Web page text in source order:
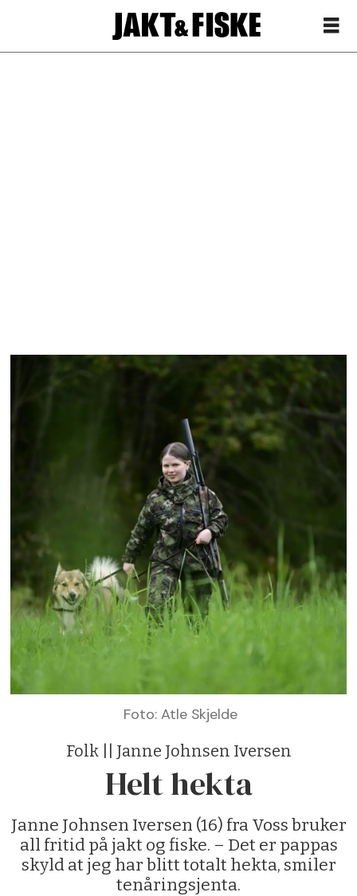
Foto: Atle Skjelde
Folk || Janne Johnsen Iversen
Helt hekta
Janne Johnsen Iversen (16) fra Voss bruker
all fritid på jakt og fiske. – Det er pappas
skyld at jeg har blitt totalt hekta, smiler
tenåringsjenta.